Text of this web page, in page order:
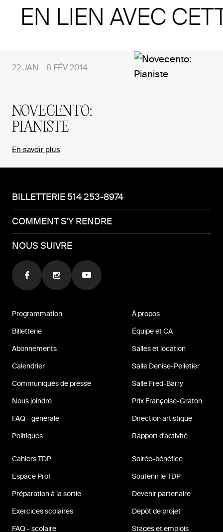
EN LIEN AVEC
NOVECENTO:
PIANISTE
22 JAN – 8 FÉV 2014
En savoir plus
BILLETTERIE 514 253-8974
COMMENT S'Y RENDRE
NOUS SUIVRE
Programmation
Billetterie
Abonnements
Calendrier
Communiqués de presse
Nous joindre
FAQ - générale
Politiques
À propos
Équipe et CA
Salles et location
Salle Denise-Pelletier
Salle Fred-Barry
Prix Françoise-Graton
Direction artistique
Rapport d'activité
Cahiers TDP
Espace Prof
Préparation à la sortie
Exercices scolaires
FAQ - scolaire
Soirée-bénéfice
Soutenir le TDP
Devenir partenaire
Dépôt de projet
Stages et emplois